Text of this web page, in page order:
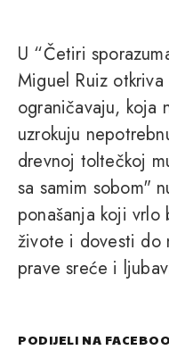
U “Četiri
Miguel Ruiz
ograničavaju, koja
uzrokuju
drevnoj toltečkoj
sa samim sobom"
ponašanja koji
živote i dovesti do
prave sreće i
PODIJELI NA